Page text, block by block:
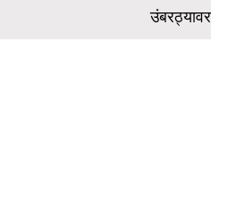
उंबरठ्यावर